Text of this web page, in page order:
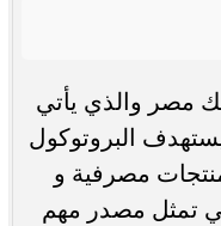
مصر والذي يأتي
البروتوكول
مصرفية و
تمثل مصدر مهم